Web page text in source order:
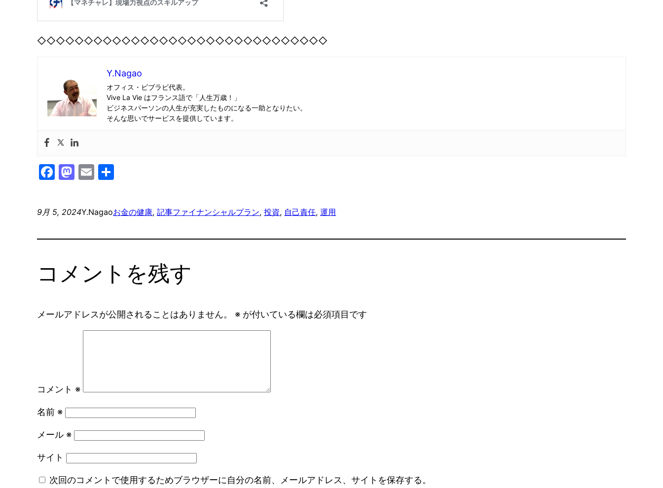
◇◇◇◇◇◇◇◇◇◇◇◇◇◇◇◇◇◇◇◇◇◇◇◇◇◇◇◇◇◇◇
Y.Nagao
オフィス・ビブラビ代表。
Vive La Vie はフランス語で「人生万歳！」
ビジネスパーソンの人生が充実したものになる一助となりたい。
そんな思いでサービスを提供しています。
Facebook
Mastodon
Email
9月 5, 2024Y.Nagaoお金の健康, 記事ファイナンシャルプラン, 投資, 自己責任, 運用
コメントを残す
メールアドレスが公開されることはありません。 ※ が付いている欄は必須項目です
コメント ※
名前 ※
メール ※
サイト
次回のコメントで使用するためブラウザーに自分の名前、メールアドレス、サイトを保存する。